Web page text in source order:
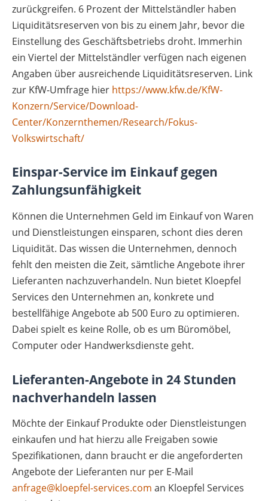
zurückgreifen. 6 Prozent der Mittelständler haben
Liquiditätsreserven von bis zu einem Jahr, bevor die
Einstellung des Geschäftsbetriebs droht. Immerhin
ein Viertel der Mittelständler verfügen nach eigenen
Angaben über ausreichende Liquiditätsreserven. Link
zur KfW-Umfrage hier https://www.kfw.de/KfW-
Konzern/Service/Download-
Center/Konzernthemen/Research/Fokus-
Volkswirtschaft/
Einspar-Service im Einkauf gegen
Zahlungsunfähigkeit
Können die Unternehmen Geld im Einkauf von Waren
und Dienstleistungen einsparen, schont dies deren
Liquidität. Das wissen die Unternehmen, dennoch
fehlt den meisten die Zeit, sämtliche Angebote ihrer
Lieferanten nachzuverhandeln. Nun bietet Kloepfel
Services den Unternehmen an, konkrete und
bestellfähige Angebote ab 500 Euro zu optimieren.
Dabei spielt es keine Rolle, ob es um Büromöbel,
Computer oder Handwerksdienste geht.
Lieferanten-Angebote in 24 Stunden
nachverhandeln lassen
Möchte der Einkauf Produkte oder Dienstleistungen
einkaufen und hat hierzu alle Freigaben sowie
Spezifikationen, dann braucht er die angeforderten
Angebote der Lieferanten nur per E-Mail
anfrage@kloepfel-services.com an Kloepfel Services